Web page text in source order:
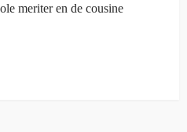
meriter en de cousine